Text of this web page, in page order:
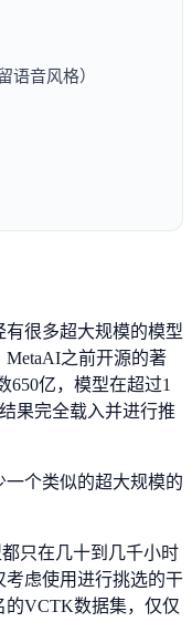
语音风格）
很多超大规模的模型
之前开源的著
650亿，模型在超过1
果完全载入并进行推
个类似的超大规模的
只在几十到几千小时
虑使用进行挑选的干
的VCTK数据集，仅仅